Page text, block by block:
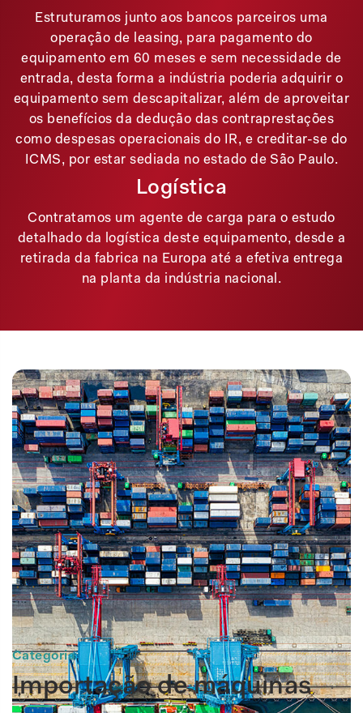
Estruturamos junto aos bancos parceiros uma
operação de leasing, para pagamento do
equipamento em 60 meses e sem necessidade de
entrada, desta forma a indústria poderia adquirir o
equipamento sem descapitalizar, além de aproveitar
os benefícios da dedução das contraprestações
como despesas operacionais do IR, e creditar-se do
ICMS, por estar sediada no estado de São Paulo.
Logística
Contratamos um agente de carga para o estudo
detalhado da logística deste equipamento, desde a
retirada da fabrica na Europa até a efetiva entrega
na planta da indústria nacional.
Outros cases de sucesso
Categoria
Importação de máquinas